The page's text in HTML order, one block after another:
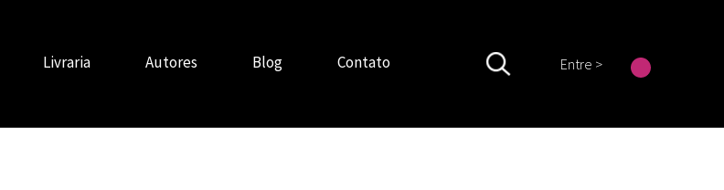
Livraria Autores Blog Contato Entre >